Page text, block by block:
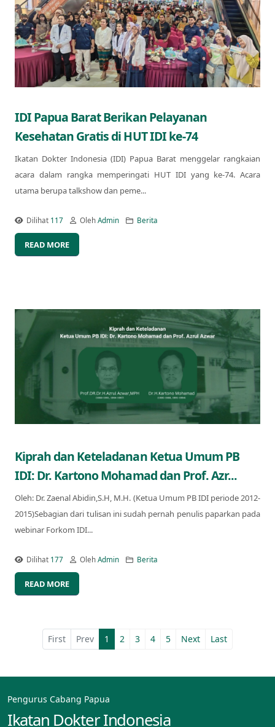
IDI Papua Barat Berikan Pelayanan
Kesehatan Gratis di HUT IDI ke-74
Ikatan Dokter Indonesia (IDI) Papua Barat menggelar rangkaian
acara dalam rangka memperingati HUT IDI yang ke-74. Acara
utama berupa talkshow dan peme...
Dilihat 117 OlehAdmin Berita
READ MORE
Kiprah dan Keteladanan Ketua Umum PB
IDI: Dr. Kartono Mohamad dan Prof. Azr...
Oleh: Dr. Zaenal Abidin,S.H, M.H. (Ketua Umum PB IDI periode 2012-
2015)Sebagian dari tulisan ini sudah pernah penulis paparkan pada
webinar Forkom IDI...
Dilihat 177 OlehAdmin Berita
READ MORE
First Prev 1 2 3 4 5 Next Last
Pengurus Cabang Papua
Ikatan Dokter Indonesia